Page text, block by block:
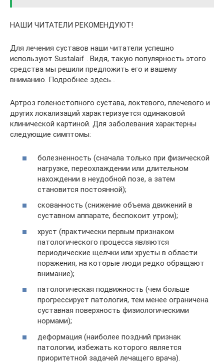
НАШИ ЧИТАТЕЛИ РЕКОМЕНДУЮТ!
Для лечения суставов наши читатели успешно
используют Sustalaif . Видя, такую популярность этого
средства мы решили предложить его и вашему
вниманию. Подробнее здесь…
Артроз голеностопного сустава, локтевого, плечевого и
других локализаций характеризуется одинаковой
клинической картиной. Для заболевания характерны
следующие симптомы:
болезненность (сначала только при физической
нагрузке, переохлаждении или длительном
нахождении в неудобной позе, а затем
становится постоянной);
скованность (снижение объема движений в
суставном аппарате, беспокоит утром);
хруст (практически первым признаком
патологического процесса являются
периодические щелчки или хрусты в области
поражения, на которые люди редко обращают
внимание);
патологическая подвижность (чем больше
прогрессирует патология, тем менее ограничена
суставная поверхность физиологическими
нормами);
деформация (наиболее поздний признак
патологии, избежать которого является
приоритетной задачей лечащего врача).